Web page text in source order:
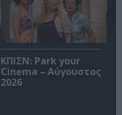
ΚΠΙΣΝ: Park your
Cinema – Αύγουστος
2026